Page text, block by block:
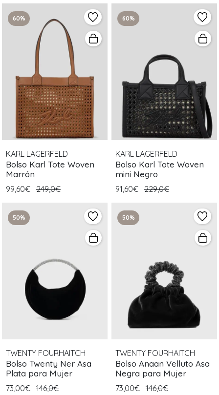
60%
KARL LAGERFELD
Bolso Karl Tote Woven
Marrón
99,60€ 249,0€
60%
KARL LAGERFELD
Bolso Karl Tote Woven
mini Negro
91,60€ 229,0€
50%
TWENTY FOURHAITCH
Bolso Twenty Ner Asa
Plata para Mujer
73,00€ 146,0€
50%
TWENTY FOURHAITCH
Bolso Anaan Velluto Asa
Negra para Mujer
73,00€ 146,0€